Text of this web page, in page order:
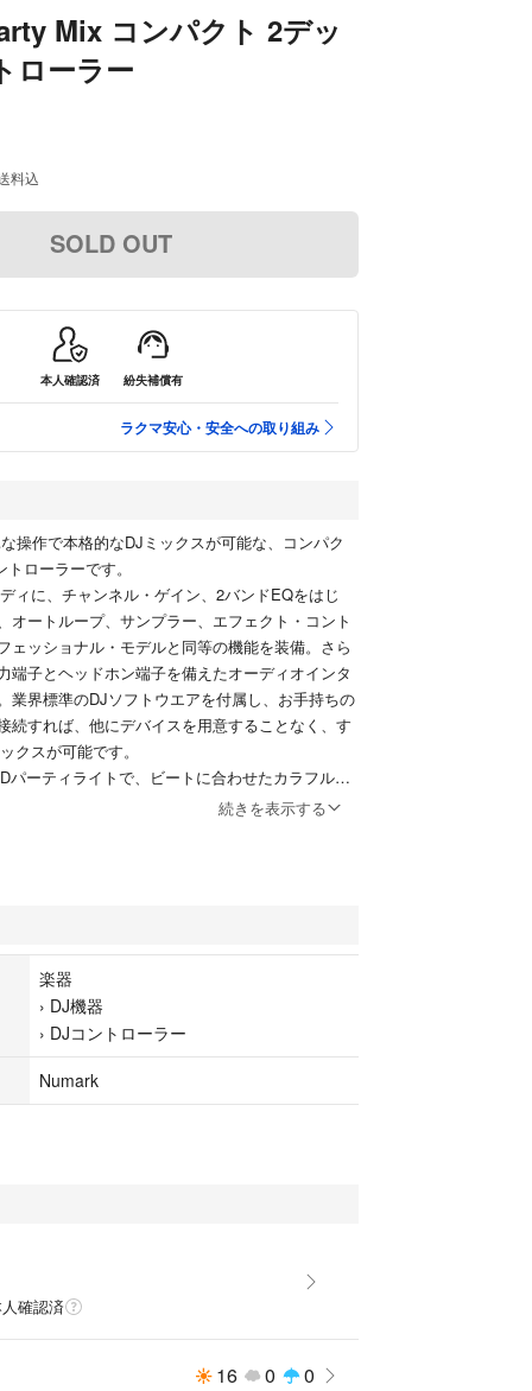
Mix コンパクト 2デッ
ローラー
料込
SOLD OUT
本人確認済 紛失補償有
ラクマ安心・安全への取り組み
操作で本格的なDJミックスが可能な、コンパク
トローラーです。
ィに、チャンネル・ゲイン、2バンドEQをはじ
オートループ、サンプラー、エフェクト・コント
ェッショナル・モデルと同等の機能を装備。さら
端子とヘッドホン端子を備えたオーディオインタ
業界標準のDJソフトウエアを付属し、お手持ちの
続すれば、他にデバイスを用意することなく、す
クスが可能です。
パーティライトで、ビートに合わせたカラフルな
演出。光のシャワーで、あなたのDJプレイを盛り
らDJプレイを始める方に最適な、コストパフォ
レオ出力端子、1/8"ヘッドホン端子
ー
x 51mm（W x D x H）
7〜10、Mac OS X 10.8〜10.15
と思い箱に入れて保管していましたが、子どもが
を見失ったので出品となります。
で全体的にキレイかと思います。
ウンロードできますが、基本的に英語表記ですの
定できる方の購入をおすすめします。
続きを表示する
楽器
› DJ機器
› DJコントローラー
Numark
確認済
16 0 0